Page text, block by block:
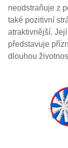
neodstraňuje z
také pozitivní
atraktivnější.
představuje
dlouhou